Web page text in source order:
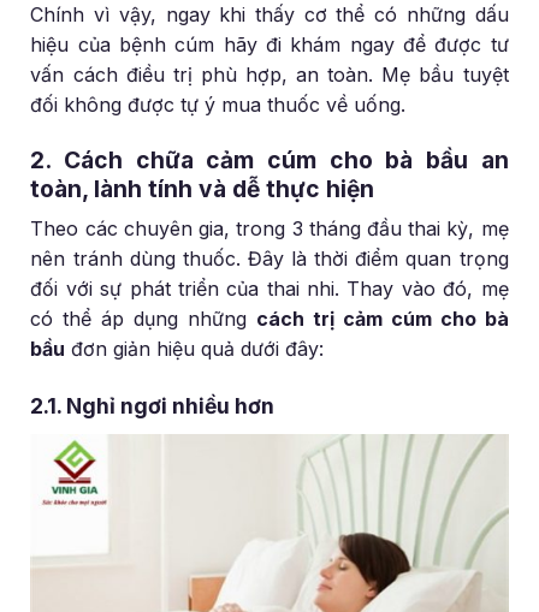
Chính vì vậy, ngay khi thấy cơ thể có những dấu
hiệu của bệnh cúm hãy đi khám ngay để được tư
vấn cách điều trị phù hợp, an toàn. Mẹ bầu tuyệt
đối không được tự ý mua thuốc về uống.
2. Cách chữa cảm cúm cho bà bầu an
toàn, lành tính và dễ thực hiện
Theo các chuyên gia, trong 3 tháng đầu thai kỳ, mẹ
nên tránh dùng thuốc. Đây là thời điểm quan trọng
đối với sự phát triển của thai nhi. Thay vào đó, mẹ
có thể áp dụng những cách trị cảm cúm cho bà
bầu đơn giản hiệu quả dưới đây:
2.1. Nghỉ ngơi nhiều hơn